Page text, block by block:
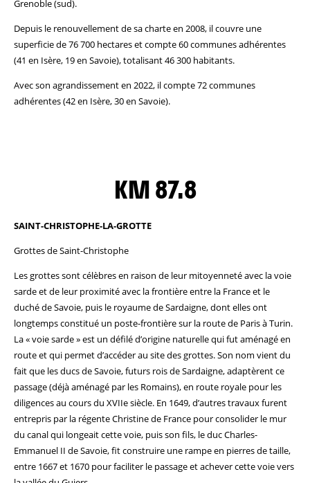
Grenoble (sud).
Depuis le renouvellement de sa charte en 2008, il couvre une
superficie de 76 700 hectares et compte 60 communes adhérentes
(41 en Isère, 19 en Savoie), totalisant 46 300 habitants.
Avec son agrandissement en 2022, il compte 72 communes
adhérentes (42 en Isère, 30 en Savoie).
KM 87.8
SAINT-CHRISTOPHE-LA-GROTTE
Grottes de Saint-Christophe
Les grottes sont célèbres en raison de leur mitoyenneté avec la voie
sarde et de leur proximité avec la frontière entre la France et le
duché de Savoie, puis le royaume de Sardaigne, dont elles ont
longtemps constitué un poste-frontière sur la route de Paris à Turin.
La « voie sarde » est un défilé d’origine naturelle qui fut aménagé en
route et qui permet d’accéder au site des grottes. Son nom vient du
fait que les ducs de Savoie, futurs rois de Sardaigne, adaptèrent ce
passage (déjà aménagé par les Romains), en route royale pour les
diligences au cours du XVIIe siècle. En 1649, d’autres travaux furent
entrepris par la régente Christine de France pour consolider le mur
du canal qui longeait cette voie, puis son fils, le duc Charles-
Emmanuel II de Savoie, fit construire une rampe en pierres de taille,
entre 1667 et 1670 pour faciliter le passage et achever cette voie vers